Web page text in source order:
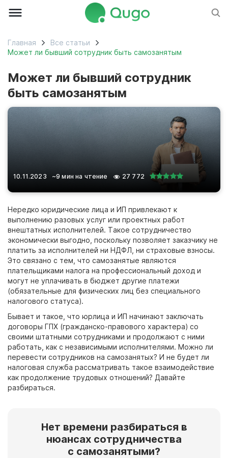
Главная
Все статьи
Может ли бывший сотрудник быть самозанятым
Может ли бывший сотрудник
быть самозанятым
10.11.2023 ~9 мин на чтение 27 772
Нередко юридические лица и ИП привлекают к
выполнению разовых услуг или проектных работ
внештатных исполнителей. Такое сотрудничество
экономически выгодно, поскольку позволяет заказчику не
платить за исполнителей ни НДФЛ, ни страховые взносы.
Это связано с тем, что самозанятые являются
плательщиками налога на профессиональный доход и
могут не уплачивать в бюджет другие платежи
(обязательные для физических лиц без специального
налогового статуса).
Бывает и такое, что юрлица и ИП начинают заключать
договоры ГПХ (гражданско-правового характера) со
своими штатными сотрудниками и продолжают с ними
работать, как с независимыми исполнителями. Можно ли
перевести сотрудников на самозанятых? И не будет ли
налоговая служба рассматривать такое взаимодействие
как продолжение трудовых отношений? Давайте
разбираться.
Нет времени разбираться в
нюансах сотрудничества
с самозанятыми?